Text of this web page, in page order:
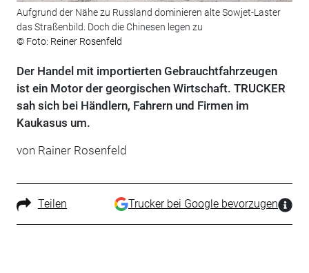
Aufgrund der Nähe zu Russland dominieren alte Sowjet-Laster
das Straßenbild. Doch die Chinesen legen zu
© Foto: Reiner Rosenfeld
Der Handel mit importierten Gebrauchtfahrzeugen
ist ein Motor der georgischen Wirtschaft. TRUCKER
sah sich bei Händlern, Fahrern und Firmen im
Kaukasus um.
von Rainer Rosenfeld
Teilen Trucker bei Google bevorzugen